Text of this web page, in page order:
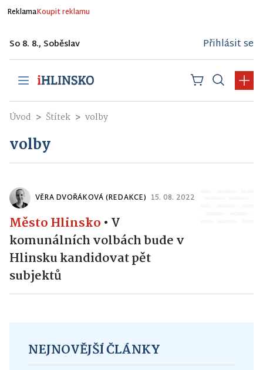
ReklamaKoupit reklamu
So 8. 8., Soběslav Přihlásit se
Úvod Štítek volby
volby
VĚRA DVOŘÁKOVÁ (REDAKCE) 15. 08. 2022
Město Hlinsko • V
komunálních volbách bude v
Hlinsku kandidovat pět
subjektů
NEJNOVĚJŠÍ ČLÁNKY